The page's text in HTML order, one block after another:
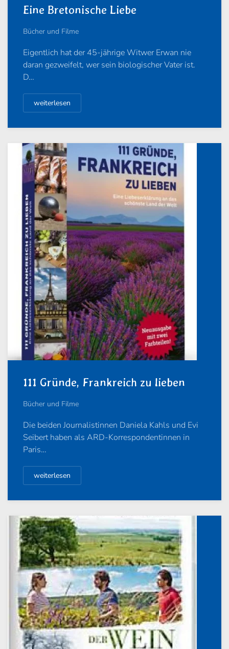
Eine Bretonische Liebe
Bücher und Filme
Eigentlich hat der 45-jährige Witwer Erwan nie
daran gezweifelt, wer sein biologischer Vater ist.
D…
weiterlesen
111 Gründe, Frankreich zu lieben
Bücher und Filme
Die beiden Journalistinnen Daniela Kahls und Evi
Seibert haben als ARD-Korrespondentinnen in
Paris…
weiterlesen